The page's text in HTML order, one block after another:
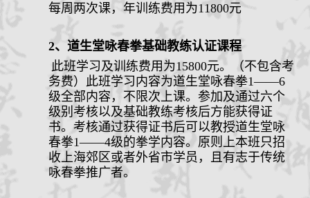
每周两次课，年训练费用为11800元
2、道生堂咏春拳基础教练认证课程
此班学习及训练费用为1 5800元。（不包含考
务费）此班学习内容为道生堂咏春拳1——6
级全部内容， 不限次上课。 参加及通过六个
级别考核以及基础教练考核后方能获得证
书。考核通过获得证书后可以教授道生堂咏
春拳1——4级的拳学内容。原则上本班只招
收上海郊区或者外省市学员，且有志于传统
咏春拳推广者。